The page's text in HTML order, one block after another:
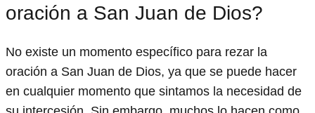
oración a San Juan de Dios?
No existe un momento específico para rezar la
oración a San Juan de Dios, ya que se puede hacer
en cualquier momento que sintamos la necesidad de